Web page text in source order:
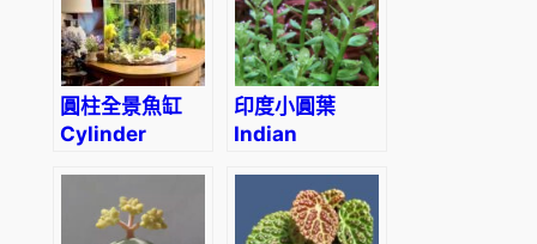
0
圓柱全景魚缸
Cylinder
印度小圓葉
Indian
(Rotala
indica)